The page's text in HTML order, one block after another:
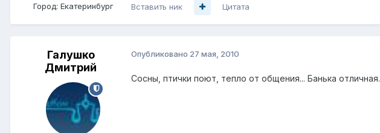
Город: Екатеринбург Вставить ник Цитата
Галушко
Дмитрий
Опубликовано 27 мая, 2010
Сосны, птички поют, тепло от общения... Банька отличная.